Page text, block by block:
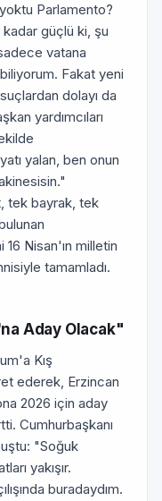
Parlamento?
güçlü ki, şu
vatana
Fakat yeni
dolayı da
yardımcıları
yalan, ben onun
tek bayrak, tek
Nisan'ın milletin
tamamladı.
Aday Olacak"
Kış
ederek, Erzincan
2026 için aday
Cumhurbaşkanı
"Soğuk
yakışır.
buradaydım.